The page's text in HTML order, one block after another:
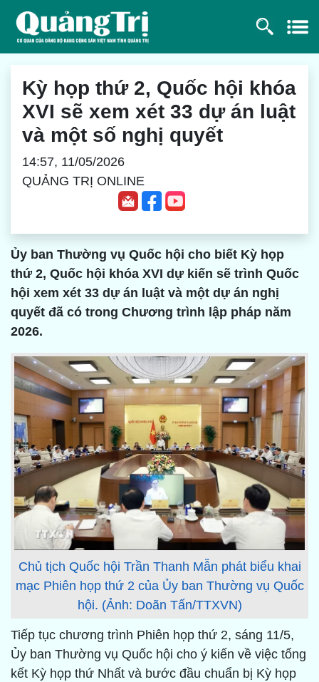
Kỳ họp thứ 2, Quốc hội khóa
XVI sẽ xem xét 33 dự án luật
và một số nghị quyết
14:57, 11/05/2026
QUẢNG TRỊ ONLINE
Ủy ban Thường vụ Quốc hội cho biết Kỳ họp
thứ 2, Quốc hội khóa XVI dự kiến sẽ trình Quốc
hội xem xét 33 dự án luật và một dự án nghị
quyết đã có trong Chương trình lập pháp năm
2026.
Chủ tịch Quốc hội Trần Thanh Mẫn phát biểu khai
mạc Phiên họp thứ 2 của Ủy ban Thường vụ Quốc
hội. (Ảnh: Doãn Tấn/TTXVN)
Tiếp tục chương trình Phiên họp thứ 2, sáng 11/5,
Ủy ban Thường vụ Quốc hội cho ý kiến về việc tổng
kết Kỳ họp thứ Nhất và bước đầu chuẩn bị Kỳ họp